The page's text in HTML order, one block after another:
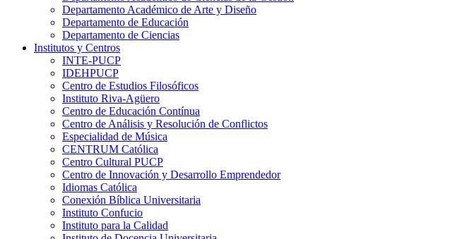
Departamento Académico de Arte y Diseño
Departamento de Educación
Departamento de Ciencias
Institutos y Centros
INTE-PUCP
IDEHPUCP
Centro de Estudios Filosóficos
Instituto Riva-Agüero
Centro de Educación Contínua
Centro de Análisis y Resolución de Conflictos
Especialidad de Música
CENTRUM Católica
Centro Cultural PUCP
Centro de Innovación y Desarrollo Emprendedor
Idiomas Católica
Conexión Bíblica Universitaria
Instituto Confucio
Instituto para la Calidad